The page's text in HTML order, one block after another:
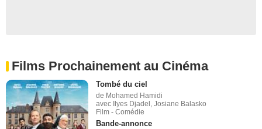
Films Prochainement au Cinéma
Tombé du ciel
de Mohamed Hamidi
avec Ilyes Djadel, Josiane Balasko
Film - Comédie
Bande-annonce